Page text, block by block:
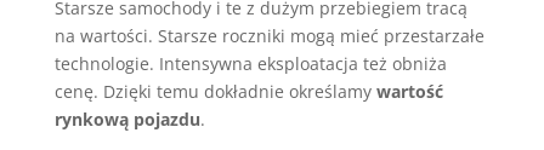
Starsze samochody i te z dużym przebiegiem tracą
na wartości. Starsze roczniki mogą mieć przestarzałe
technologie. Intensywna eksploatacja też obniża
cenę. Dzięki temu dokładnie określamy wartość
rynkową pojazdu.